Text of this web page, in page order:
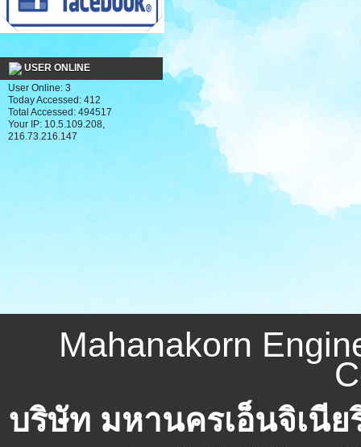
USER ONLINE
User Online: 3
Today Accessed: 412
Total Accessed: 494517
Your IP: 10.5.109.208,
216.73.216.147
Mahanakorn
บริษัท มหานครเอ็นจิเนี